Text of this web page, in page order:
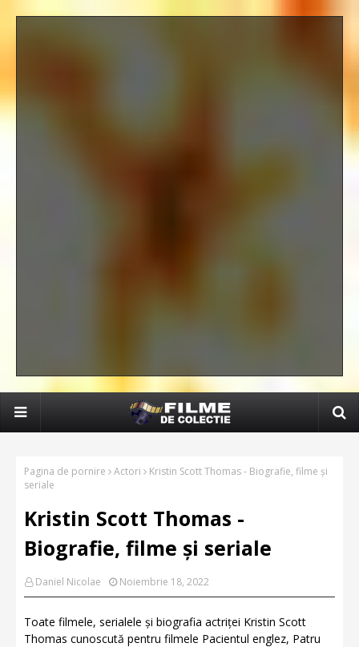
Pagina de pornire Actori
Kristin Scott Thomas - Biografie, filme și
seriale
Kristin Scott Thomas -
Biografie, filme și seriale
Daniel Nicolae Noiembrie 18, 2022
Toate filmele, serialele și biografia actriței Kristin Scott
Thomas cunoscută pentru filmele Pacientul englez, Patru